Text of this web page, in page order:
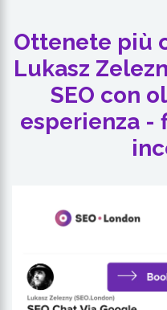
Ottenete più
Lukasz
SEO con
esperienza -